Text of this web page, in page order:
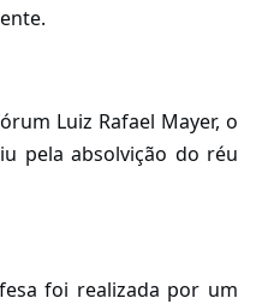
Luiz Rafael Mayer, o
pela absolvição do réu
foi realizada por um